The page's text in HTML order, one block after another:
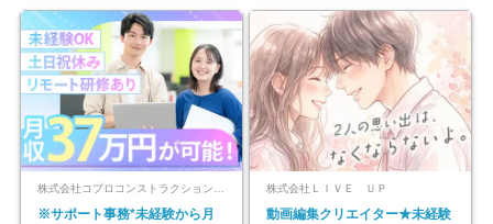
※サポート事務*未経験から月
株式会社ＬＩＶＥ ＵＰ
動画編集クリエイター★未経験